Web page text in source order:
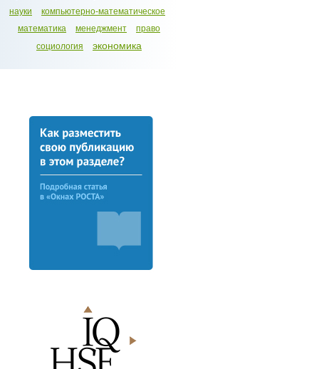
науки
компьютерно-математическое
математика
менеджмент
право
социология
экономика